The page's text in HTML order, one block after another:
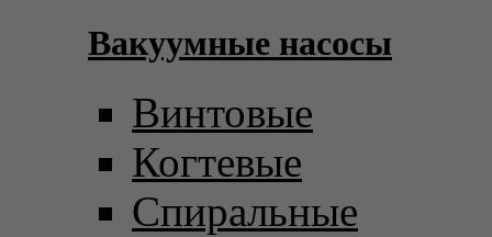
Вакуумные насосы
Винтовые
Когтевые
Спиральные